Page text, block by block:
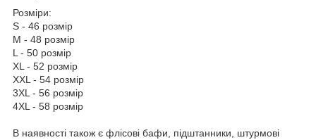
Розміри:
S - 46 розмір
M - 48 розмір
L - 50 розмір
XL - 52 розмір
XXL - 54 розмір
3XL - 56 розмір
4XL - 58 розмір
В наявності також є флісові бафи, підштанники, штурмові